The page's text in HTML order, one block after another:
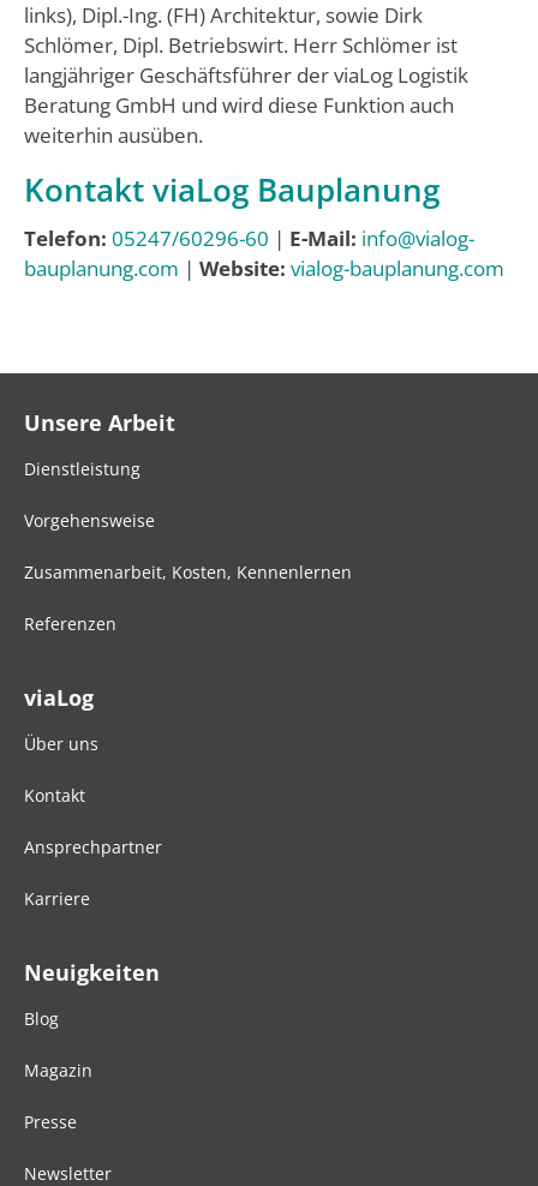
links), Dipl.-Ing. (FH) Architektur, sowie Dirk
Schlömer, Dipl. Betriebswirt. Herr Schlömer ist
langjähriger Geschäftsführer der viaLog Logistik
Beratung GmbH und wird diese Funktion auch
weiterhin ausüben.
Kontakt viaLog Bauplanung
Telefon: 05247/60296-60 | E-Mail: info@vialog-
bauplanung.com | Website: vialog-bauplanung.com
Unsere Arbeit
Dienstleistung
Vorgehensweise
Zusammenarbeit, Kosten, Kennenlernen
Referenzen
viaLog
Über uns
Kontakt
Ansprechpartner
Karriere
Neuigkeiten
Blog
Magazin
Presse
Newsletter